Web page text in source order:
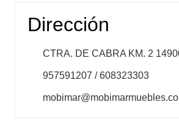
Dirección
CTRA. DE CABRA KM. 2
957591207 / 608323303